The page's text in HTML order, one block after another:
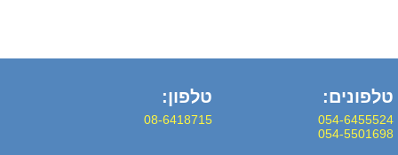
טלפונים:
054-6455524
054-5501698
טלפון:
08-6418715